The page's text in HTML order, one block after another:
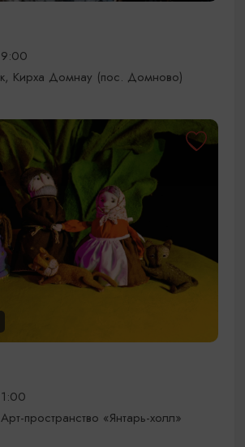
Кирха Домнау (пос. Домново)
пространство «Янтарь-холл»